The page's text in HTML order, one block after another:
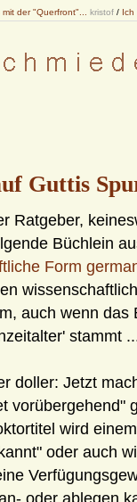
mit der "Querfront"... kristof / Ich
Guttis
Ratgeber,
Büchlein
Form
auch wenn das
stammt
doller: Jetzt
vorübergehend"
wird
oder auch
oder ablegen